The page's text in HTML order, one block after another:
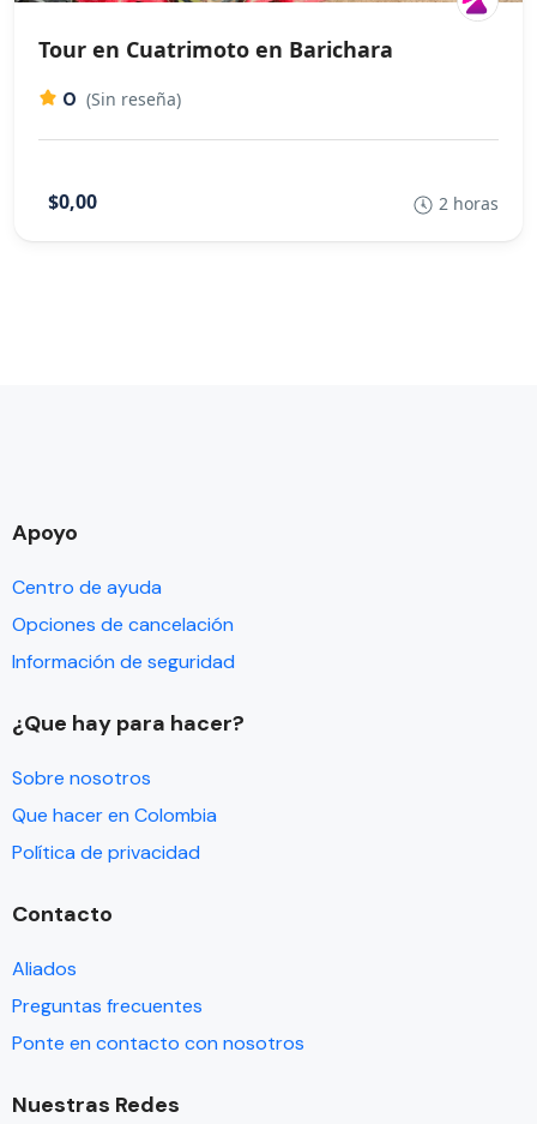
Tour en Cuatrimoto en Barichara
0 (Sin reseña)
$0,00 2 horas
Apoyo
Centro de ayuda
Opciones de cancelación
Información de seguridad
¿Que hay para hacer?
Sobre nosotros
Que hacer en Colombia
Política de privacidad
Contacto
Aliados
Preguntas frecuentes
Ponte en contacto con nosotros
Nuestras Redes